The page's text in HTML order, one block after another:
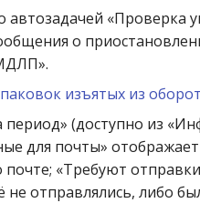
«Проверка
о
изъятых из
(доступно из
для почты»
«Требуют
отправлялись, либо